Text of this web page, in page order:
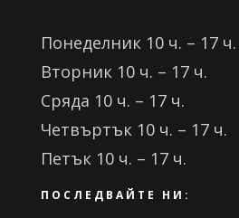
Понеделник 10 ч. – 17 ч.
Вторник 10 ч. – 17 ч.
Сряда 10 ч. – 17 ч.
Четвъртък 10 ч. – 17 ч.
Петък 10 ч. – 17 ч.
ПОСЛЕДВАЙТЕ НИ: